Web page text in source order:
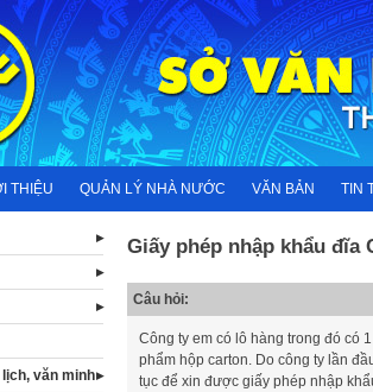
THIỆU QUẢN LÝ NHÀ NƯỚC VĂN BẢN TIN
Giấy phép nhập khẩu đĩa
Câu hỏi:
Công ty em có lô hàng trong đó có
phẩm hộp carton. Do công ty lần
tục để xin được giấy phép nhập
văn minh